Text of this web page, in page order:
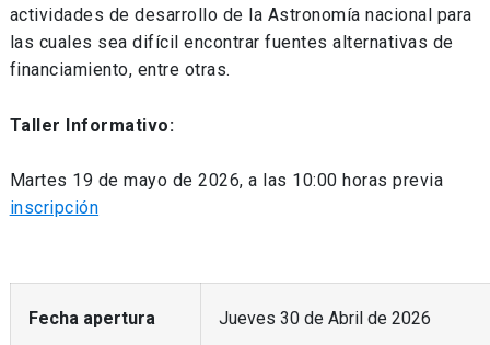
actividades de desarrollo de la Astronomía nacional para
las cuales sea difícil encontrar fuentes alternativas de
financiamiento, entre otras.
Taller Informativo:
Martes 19 de mayo de 2026, a las 10:00 horas previa
inscripción
Fecha apertura Jueves 30 de Abril de 2026